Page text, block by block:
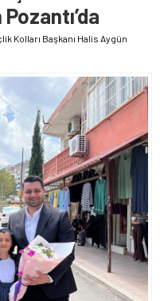
Kolları Başkanı Halis Aygün